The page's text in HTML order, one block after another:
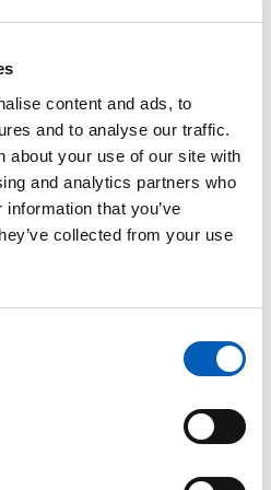
content and ads, to
and to analyse our traffic.
about your use of our site with
and analytics partners who
that you’ve
collected from your use
redningsfartøj i den italienske
Foto: Francesco Malavolta / IOM